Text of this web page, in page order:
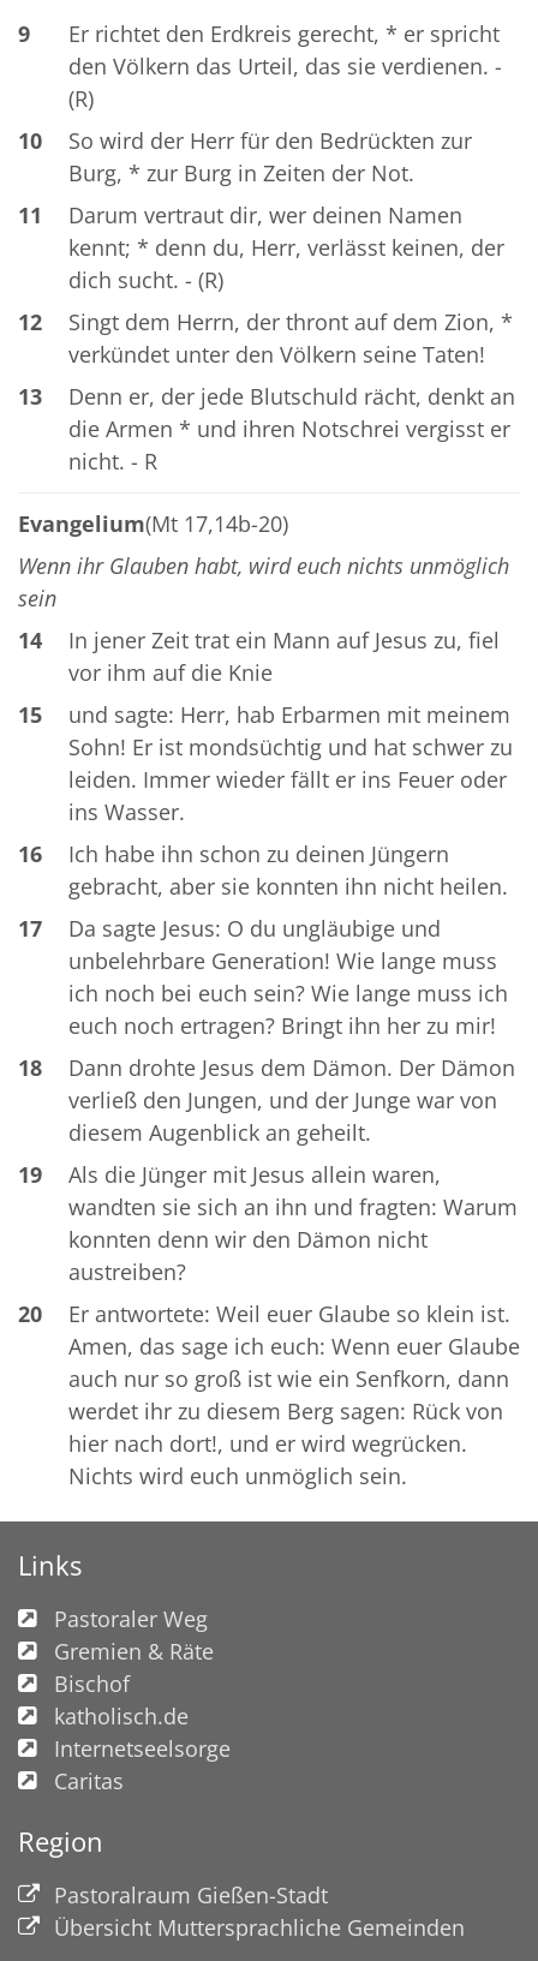
9
Er richtet den Erdkreis gerecht, * er spricht
den Völkern das Urteil, das sie verdienen. -
(R)
10
So wird der Herr für den Bedrückten zur
Burg, * zur Burg in Zeiten der Not.
11
Darum vertraut dir, wer deinen Namen
kennt; * denn du, Herr, verlässt keinen, der
dich sucht. - (R)
12
Singt dem Herrn, der thront auf dem Zion, *
verkündet unter den Völkern seine Taten!
13
Denn er, der jede Blutschuld rächt, denkt an
die Armen * und ihren Notschrei vergisst er
nicht. - R
Evangelium(Mt 17,14b-20)
Wenn ihr Glauben habt, wird euch nichts unmöglich
sein
14
In jener Zeit trat ein Mann auf Jesus zu, fiel
vor ihm auf die Knie
15
und sagte: Herr, hab Erbarmen mit meinem
Sohn! Er ist mondsüchtig und hat schwer zu
leiden. Immer wieder fällt er ins Feuer oder
ins Wasser.
16
Ich habe ihn schon zu deinen Jüngern
gebracht, aber sie konnten ihn nicht heilen.
17
Da sagte Jesus: O du ungläubige und
unbelehrbare Generation! Wie lange muss
ich noch bei euch sein? Wie lange muss ich
euch noch ertragen? Bringt ihn her zu mir!
18
Dann drohte Jesus dem Dämon. Der Dämon
verließ den Jungen, und der Junge war von
diesem Augenblick an geheilt.
19
Als die Jünger mit Jesus allein waren,
wandten sie sich an ihn und fragten: Warum
konnten denn wir den Dämon nicht
austreiben?
20
Er antwortete: Weil euer Glaube so klein ist.
Amen, das sage ich euch: Wenn euer Glaube
auch nur so groß ist wie ein Senfkorn, dann
werdet ihr zu diesem Berg sagen: Rück von
hier nach dort!, und er wird wegrücken.
Nichts wird euch unmöglich sein.
Links
Pastoraler Weg
Gremien & Räte
Bischof
katholisch.de
Internetseelsorge
Caritas
Region
Pastoralraum Gießen-Stadt
Übersicht Muttersprachliche Gemeinden